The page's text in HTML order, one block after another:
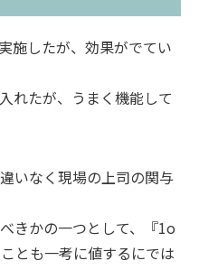
施したが、効果がでてい
れたが、うまく機能して
いなく現場の上司の関与
きかの一つとして、『1o
とも一考に値するにでは